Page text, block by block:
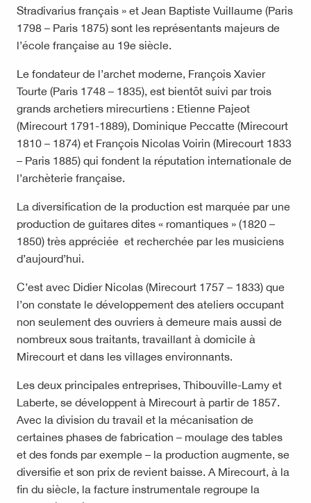
Stradivarius français » et Jean Baptiste Vuillaume (Paris
1798 – Paris 1875) sont les représentants majeurs de
l’école française au 19e siècle.
Le fondateur de l’archet moderne, François Xavier
Tourte (Paris 1748 – 1835), est bientôt suivi par trois
grands archetiers mirecurtiens : Etienne Pajeot
(Mirecourt 1791-1889), Dominique Peccatte (Mirecourt
1810 – 1874) et François Nicolas Voirin (Mirecourt 1833
– Paris 1885) qui fondent la réputation internationale de
l’archèterie française.
La diversification de la production est marquée par une
production de guitares dites « romantiques » (1820 –
1850) très appréciée et recherchée par les musiciens
d’aujourd’hui.
C’est avec Didier Nicolas (Mirecourt 1757 – 1833) que
l’on constate le développement des ateliers occupant
non seulement des ouvriers à demeure mais aussi de
nombreux sous traitants, travaillant à domicile à
Mirecourt et dans les villages environnants.
Les deux principales entreprises, Thibouville-Lamy et
Laberte, se développent à Mirecourt à partir de 1857.
Avec la division du travail et la mécanisation de
certaines phases de fabrication – moulage des tables
et des fonds par exemple – la production augmente, se
diversifie et son prix de revient baisse. A Mirecourt, à la
fin du siècle, la facture instrumentale regroupe la